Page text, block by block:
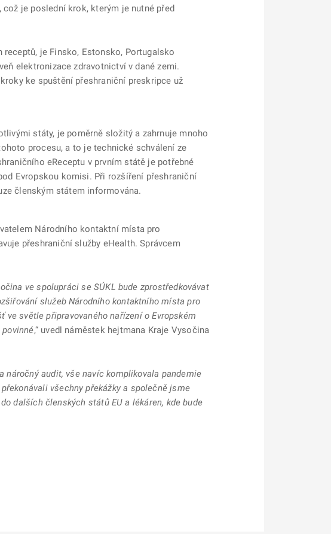
je poslední krok, kterým je nutné před
je Finsko, Estonsko, Portugalsko
elektronizace zdravotnictví v dané zemi.
ke spuštění přeshraniční preskripce už
státy, je poměrně složitý a zahrnuje mnoho
procesu, a to je technické schválení ze
eReceptu v prvním státě je potřebné
Evropskou komisi. Při rozšíření přeshraniční
členským státem informována.
Národního kontaktní místa pro
přeshraniční služby eHealth. Správcem
ve spolupráci se SÚKL bude zprostředkovávat
služeb Národního kontaktního místa pro
světle připravovaného nařízení o Evropském
,“ uvedl náměstek hejtmana Kraje Vysočina
audit, vše navíc komplikovala pandemie
všechny překážky a společně jsme
dalších členských států EU a lékáren, kde bude